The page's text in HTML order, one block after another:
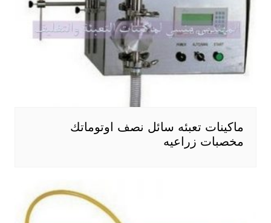
ماكينات تعبئه سائل نصف اوتوماتك
مخصبات زراعيه